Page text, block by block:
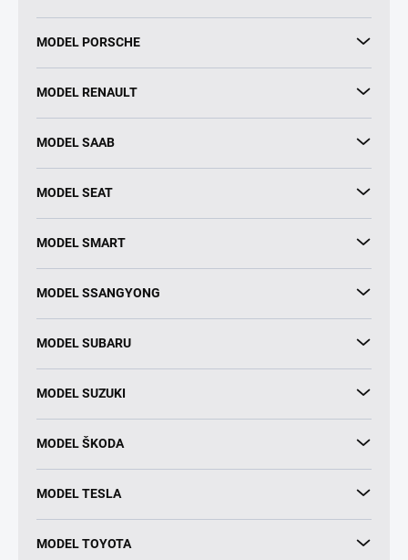
MODEL PORSCHE
MODEL RENAULT
MODEL SAAB
MODEL SEAT
MODEL SMART
MODEL SSANGYONG
MODEL SUBARU
MODEL SUZUKI
MODEL ŠKODA
MODEL TESLA
MODEL TOYOTA